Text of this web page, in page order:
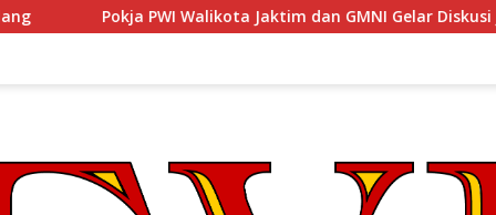
Jaktim dan GMNI Gelar Diskusi Jurnalistik, Dorong